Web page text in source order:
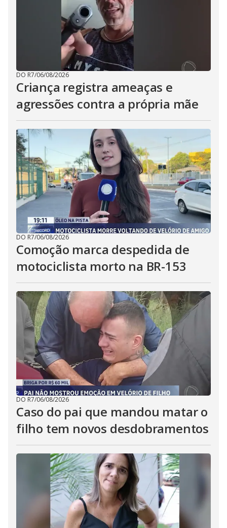
DO R7/06/08/2026
Criança registra ameaças e
agressões contra a própria mãe
DO R7/06/08/2026
Comoção marca despedida de
motociclista morto na BR-153
DO R7/06/08/2026
Caso do pai que mandou matar o
filho tem novos desdobramentos